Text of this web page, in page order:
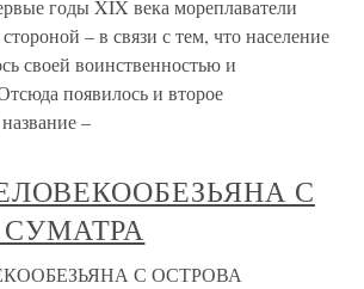
годы XIX века мореплаватели
– в связи с тем, что население
своей воинственностью и
появилось и второе
–
С
С ОСТРОВА